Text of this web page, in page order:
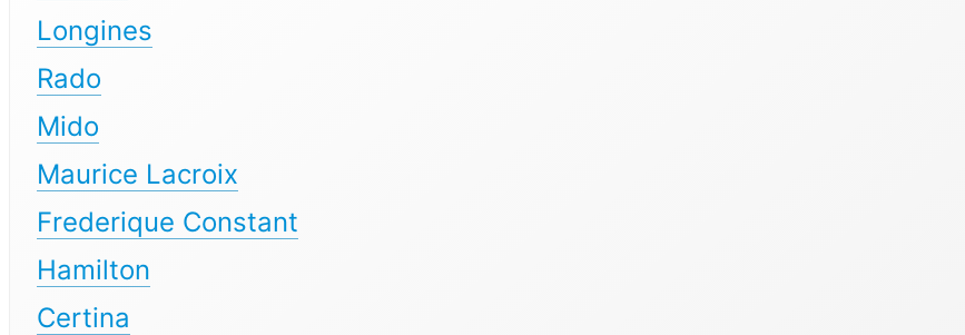
Longines
Rado
Mido
Maurice Lacroix
Frederique Constant
Hamilton
Certina